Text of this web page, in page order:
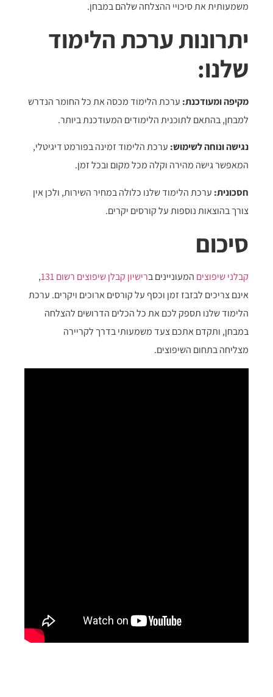
משמעותית את סיכויי ההצלחה שלהם במבחן.
יתרונות ערכת הלימוד
שלנו:
מקיפה ומעודכנת: ערכת הלימוד מכסה את כל החומר הנדרש
למבחן, בהתאם לתוכנית הלימודים המעודכנת ביותר.
נגישה ונוחה לשימוש: ערכת הלימוד זמינה בפורמט דיגיטלי,
המאפשר גישה מהירה וקלה מכל מקום ובכל זמן.
חסכונית: ערכת הלימוד שלנו כלולה במחיר השירות, ולכן אין
צורך בהוצאות נוספות על קורסים יקרים.
סיכום
קבלני שיפוצים המעוניינים ברישיון קבלן שיפוצים רשום 131
,
אינם צריכים לבזבז זמן וכסף על קורסים ארוכים ויקרים. ערכת
הלימוד שלנו תספק לכם את כל הכלים הדרושים להצלחה
במבחן, ותקדם אתכם צעד משמעותי בדרך לקריירה
מצליחה בתחום השיפוצים.